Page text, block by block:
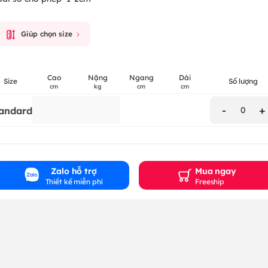
Giúp chọn size
Size Cao
cm
Nặng
kg
Ngang
cm
Dài
cm Số lượng
- 0 +
Zalo hỗ trợ
Thiết kế miễn phí
Mua ngay
Freeship